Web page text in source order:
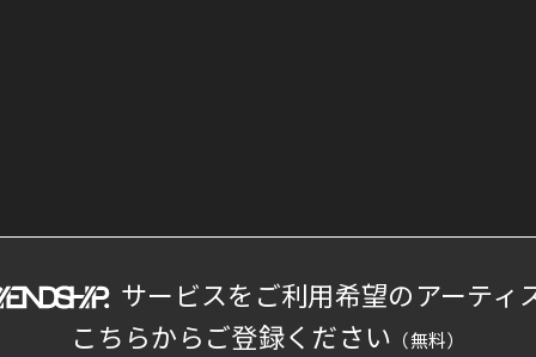
サービスをご利用希望のアーティ
こちらからご登録ください （無料）